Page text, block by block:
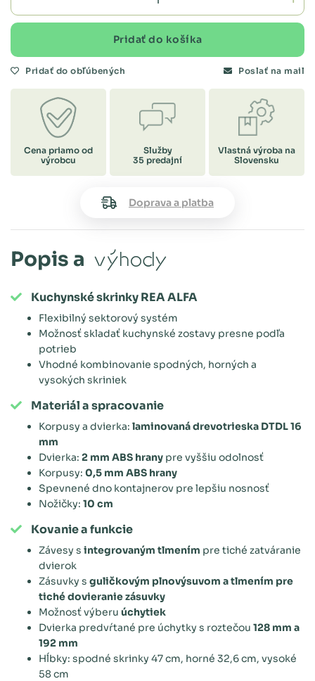
Pridať do košíka
Pridať do obľúbených Poslať na mail
Cena priamo od
výrobcu
Služby
35 predajní
Vlastná výroba na
Slovensku
Doprava a platba
Popis a výhody
Kuchynské skrinky REA ALFA
Flexibilný sektorový systém
Možnosť skladať kuchynské zostavy presne podľa
potrieb
Vhodné kombinovanie spodných, horných a
vysokých skriniek
Materiál a spracovanie
Korpusy a dvierka: laminovaná drevotrieska DTDL 16
mm
Dvierka: 2 mm ABS hrany pre vyššiu odolnosť
Korpusy: 0,5 mm ABS hrany
Spevnené dno kontajnerov pre lepšiu nosnosť
Nožičky: 10 cm
Kovanie a funkcie
Závesy s integrovaným tlmením pre tiché zatváranie
dvierok
Zásuvky s guličkovým plnovýsuvom a tlmením pre
tiché dovieranie zásuvky
Možnosť výberu úchytiek
Dvierka predvŕtané pre úchytky s roztečou 128 mm a
192 mm
Hĺbky: spodné skrinky 47 cm, horné 32,6 cm, vysoké
58 cm